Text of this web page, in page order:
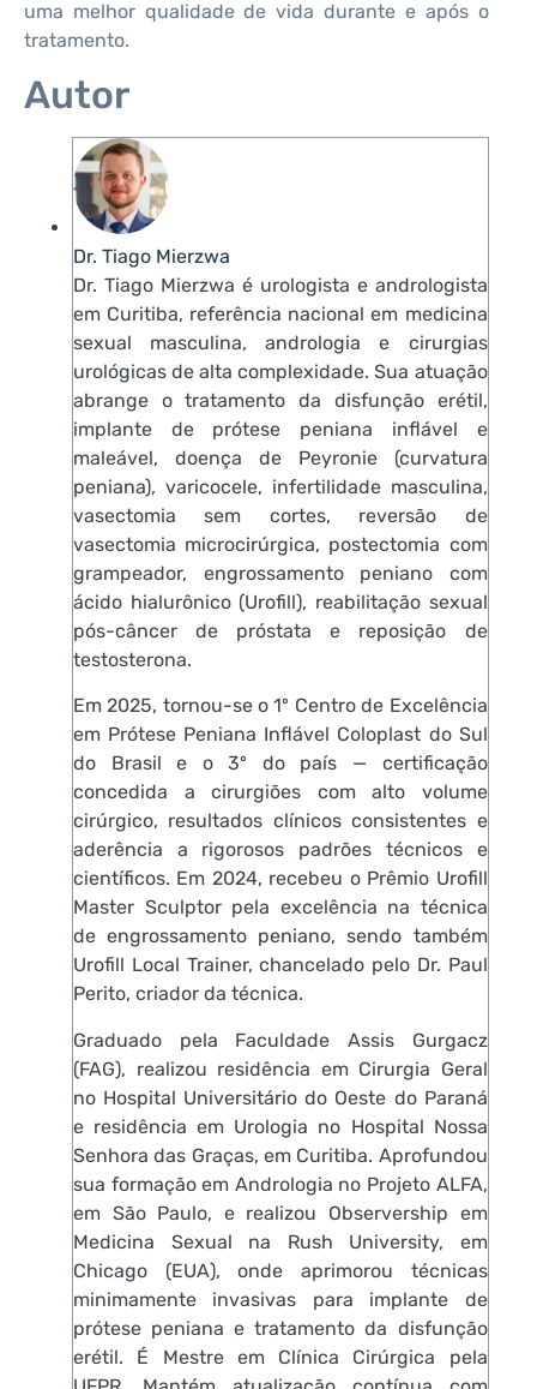
uma melhor qualidade de vida durante e após o
tratamento.
Autor
Dr. Tiago Mierzwa
Dr. Tiago Mierzwa é urologista e andrologista
em Curitiba, referência nacional em medicina
sexual masculina, andrologia e cirurgias
urológicas de alta complexidade. Sua atuação
abrange o tratamento da disfunção erétil,
implante de prótese peniana inflável e
maleável, doença de Peyronie (curvatura
peniana), varicocele, infertilidade masculina,
vasectomia sem cortes, reversão de
vasectomia microcirúrgica, postectomia com
grampeador, engrossamento peniano com
ácido hialurônico (Urofill), reabilitação sexual
pós-câncer de próstata e reposição de
testosterona.
Em 2025, tornou-se o 1º Centro de Excelência
em Prótese Peniana Inflável Coloplast do Sul
do Brasil e o 3º do país — certificação
concedida a cirurgiões com alto volume
cirúrgico, resultados clínicos consistentes e
aderência a rigorosos padrões técnicos e
científicos. Em 2024, recebeu o Prêmio Urofill
Master Sculptor pela excelência na técnica
de engrossamento peniano, sendo também
Urofill Local Trainer, chancelado pelo Dr. Paul
Perito, criador da técnica.
Graduado pela Faculdade Assis Gurgacz
(FAG), realizou residência em Cirurgia Geral
no Hospital Universitário do Oeste do Paraná
e residência em Urologia no Hospital Nossa
Senhora das Graças, em Curitiba. Aprofundou
sua formação em Andrologia no Projeto ALFA,
em São Paulo, e realizou Observership em
Medicina Sexual na Rush University, em
Chicago (EUA), onde aprimorou técnicas
minimamente invasivas para implante de
prótese peniana e tratamento da disfunção
erétil. É Mestre em Clínica Cirúrgica pela